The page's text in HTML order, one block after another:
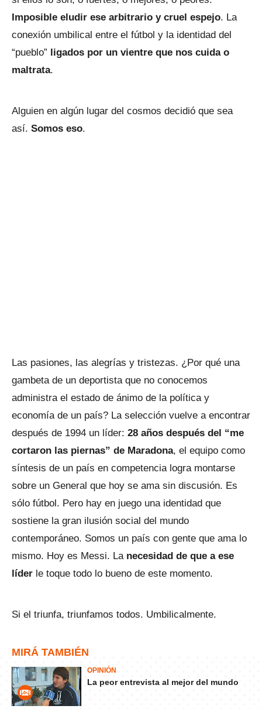
Imposible eludir ese arbitrario y cruel espejo. La
conexión umbilical entre el fútbol y la identidad del
“pueblo” ligados por un vientre que nos cuida o
maltrata.
Alguien en algún lugar del cosmos decidió que sea
así. Somos eso.
Las pasiones, las alegrías y tristezas. ¿Por qué una
gambeta de un deportista que no conocemos
administra el estado de ánimo de la política y
economía de un país? La selección vuelve a encontrar
después de 1994 un líder: 28 años después del “me
cortaron las piernas” de Maradona, el equipo como
síntesis de un país en competencia logra montarse
sobre un General que hoy se ama sin discusión. Es
sólo fútbol. Pero hay en juego una identidad que
sostiene la gran ilusión social del mundo
contemporáneo. Somos un país con gente que ama lo
mismo. Hoy es Messi. Lanecesidad de que a ese
líder le toque todo lo bueno de este momento.
Si el triunfa, triunfamos todos. Umbilicalmente.
MIRÁ TAMBIÉN
OPINIÓN
La peor entrevista al mejor del mundo